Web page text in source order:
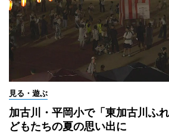
見る・遊ぶ
加古川・平岡小で「東加古川ふ
どもたちの夏の思い出に